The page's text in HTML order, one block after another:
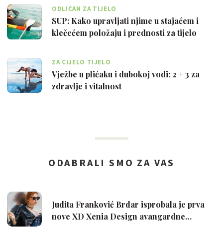
ODLIČAN ZA TIJELO
SUP: Kako upravljati njime u stajaćem i
klečećem položaju i prednosti za tijelo
ZA CIJELO TIJELO
Vježbe u plićaku i dubokoj vodi: 2 + 3 za
zdravlje i vitalnost